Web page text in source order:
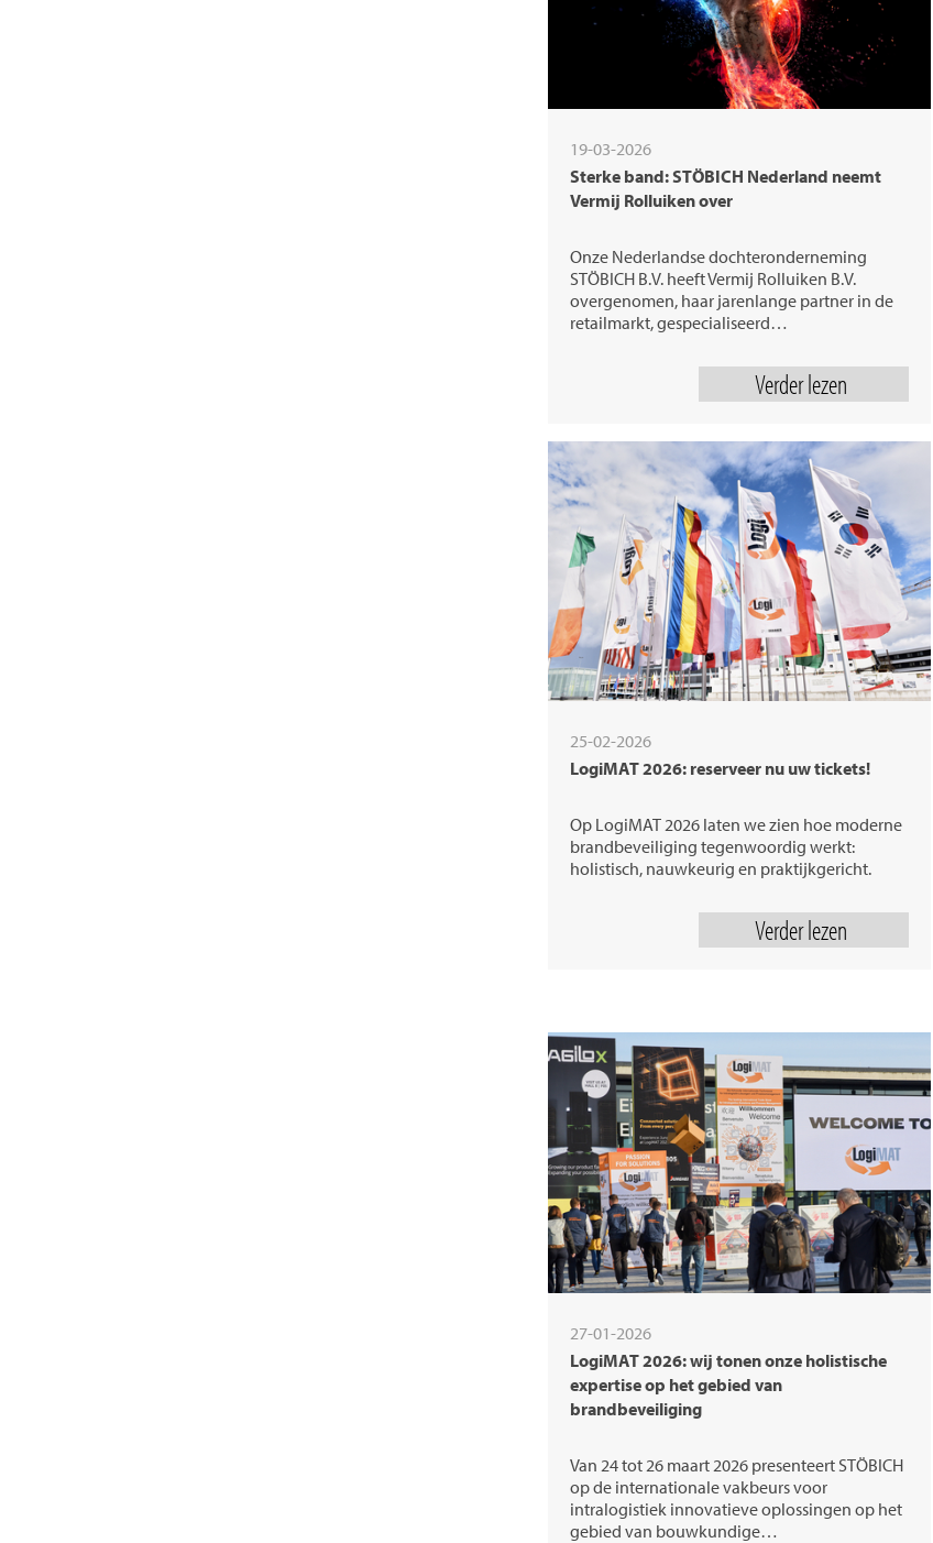
19-03-2026
Sterke band: STÖBICH Nederland neemt
Vermij Rolluiken over
Onze Nederlandse dochteronderneming
STÖBICH B.V. heeft Vermij Rolluiken B.V.
overgenomen, haar jarenlange partner in de
retailmarkt, gespecialiseerd…
Verder lezen
25-02-2026
LogiMAT 2026: reserveer nu uw tickets!
Op LogiMAT 2026 laten we zien hoe moderne
brandbeveiliging tegenwoordig werkt:
holistisch, nauwkeurig en praktijkgericht.
Verder lezen
27-01-2026
LogiMAT 2026: wij tonen onze holistische
expertise op het gebied van
brandbeveiliging
Van 24 tot 26 maart 2026 presenteert STÖBICH
op de internationale vakbeurs voor
intralogistiek innovatieve oplossingen op het
gebied van bouwkundige…